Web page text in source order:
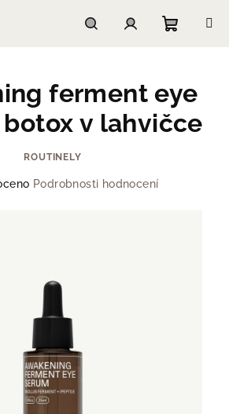
košík
ferment eye
v lahvičce
ROUTINELY
Podrobnosti hodnocení